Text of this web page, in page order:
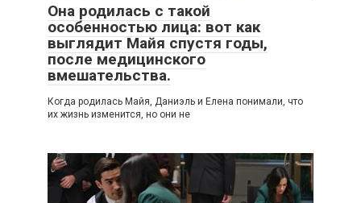
Она родилась с такой
особенностью лица: вот как
выглядит Майя спустя годы,
после медицинского
вмешательства.
Когда родилась Майя, Даниэль и Елена понимали, что
их жизнь изменится, но они не